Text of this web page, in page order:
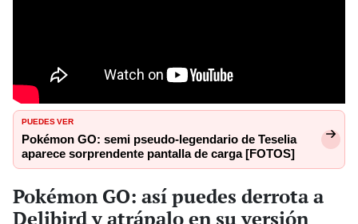
PUEDES VER
Pokémon GO: semi pseudo-legendario de Teselia
aparece sorprendente pantalla de carga [FOTOS]
Pokémon GO: así puedes derrota a
Delibird y atrápalo en su versión